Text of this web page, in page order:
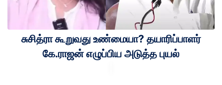
சுசித்ரா கூறுவது உண்மையா? தயாரிப்பாளர்
கே.ராஜன் எழுப்பிய அடுத்த புயல்